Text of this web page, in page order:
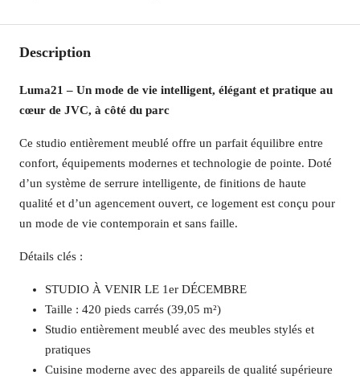
Description
Luma21 – Un mode de vie intelligent, élégant et pratique au
cœur de JVC, à côté du parc
Ce studio entièrement meublé offre un parfait équilibre entre
confort, équipements modernes et technologie de pointe. Doté
d’un système de serrure intelligente, de finitions de haute
qualité et d’un agencement ouvert, ce logement est conçu pour
un mode de vie contemporain et sans faille.
Détails clés :
STUDIO À VENIR LE 1er DÉCEMBRE
Taille : 420 pieds carrés (39,05 m²)
Studio entièrement meublé avec des meubles stylés et
pratiques
Cuisine moderne avec des appareils de qualité supérieure